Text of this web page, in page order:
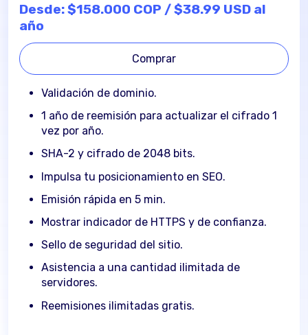
Desde: $158.000 COP / $38.99 USD al
año
Comprar
Validación de dominio.
1 año de reemisión para actualizar el cifrado 1
vez por año.
SHA-2 y cifrado de 2048 bits.
Impulsa tu posicionamiento en SEO.
Emisión rápida en 5 min.
Mostrar indicador de HTTPS y de confianza.
Sello de seguridad del sitio.
Asistencia a una cantidad ilimitada de
servidores.
Reemisiones ilimitadas gratis.